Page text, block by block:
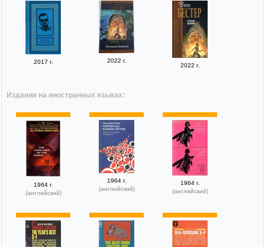
2017 г. 2022 г.
2022 г.
Издания на иностранных языках:
1964 г.
(английский)
1964 г.
(английский)
1964 г.
(английский)